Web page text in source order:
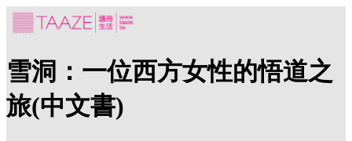
雪洞：一位西方女性的悟道之
旅(中文書)